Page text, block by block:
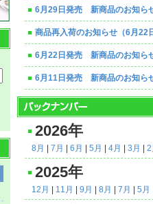
6月29日発売 新商品のお知ら
商品再入荷のお知らせ（6月22
6月22日発売 新商品のお知ら
6月11日発売 新商品のお知ら
2026年
8月 7月 6月 5月 4月 3月 2
2025年
12月 11月 9月 8月 7月 5月